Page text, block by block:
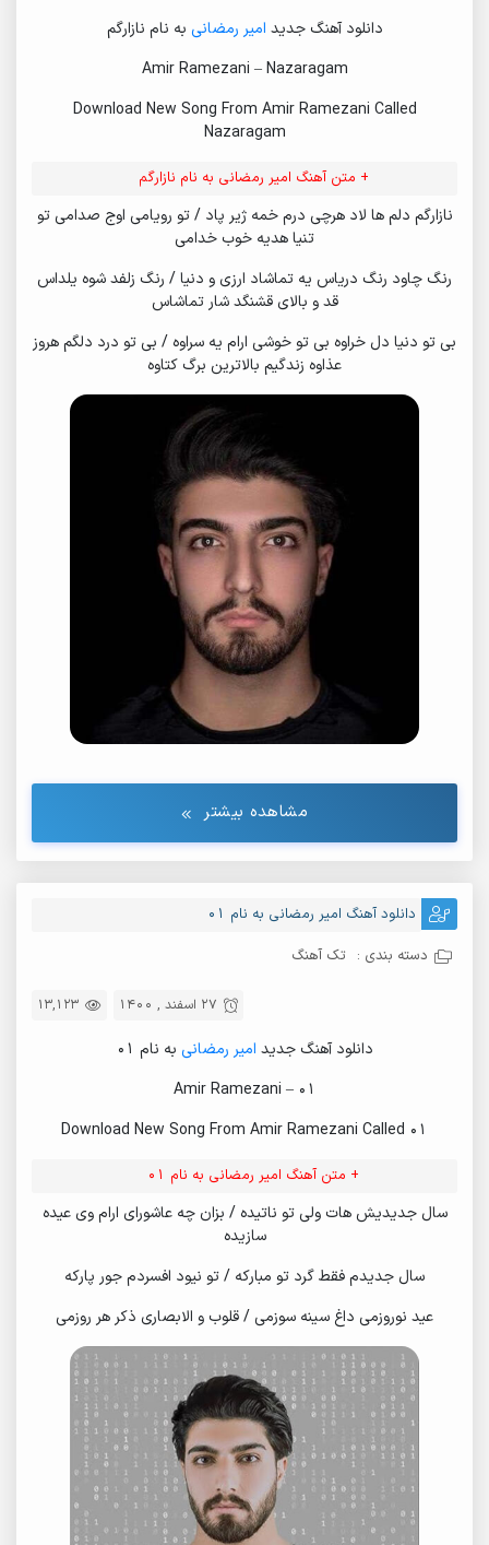
دانلود آهنگ جدید امیر رمضانی به نام نازارگم
Amir Ramezani – Nazaragam
Download New Song From Amir Ramezani Called
Nazaragam
+ متن آهنگ امیر رمضانی به نام نازارگم
نازارگم دلم ها لاد هرچی درم خمه ژير پاد / تو رویامی اوج صدامی تو
تنیا هدیه خوب خدامی
رنگ چاود رنگ دریاس یه تماشاد ارزی و دنیا / رنگ زلفد شوه یلداس
قد و بالای قشنگد شار تماشاس
بی تو دنیا دل خراوه بی تو خوشی ارام یه سراوه / بی تو درد دلگم هروز
عذاوه زندگیم بالاترین برگ کتاوه
مشاهده بیشتر
دانلود آهنگ امیر رمضانی به نام 01
دسته بندی : تک آهنگ
13,123 27 اسفند , 1400
دانلود آهنگ جدید امیر رمضانی به نام 01
Amir Ramezani – 01
Download New Song From Amir Ramezani Called 01
+ متن آهنگ امیر رمضانی به نام 01
سال جدیدیش هات ولی تو ناتیده / بزان چه عاشورای ارام وی عیده
سازیده
سال جدیدم فقط گرد تو مبارکه / تو نیود افسردم جور پارکه
عید نوروزمی داغ سینه سوزمی / قلوب و الابصاری ذکر هر روزمی